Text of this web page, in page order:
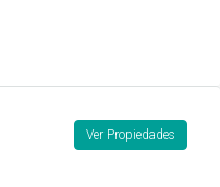
Ver Propiedades